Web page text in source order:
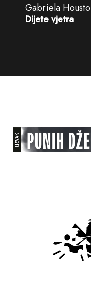
Gabriela
Dijete vjetra